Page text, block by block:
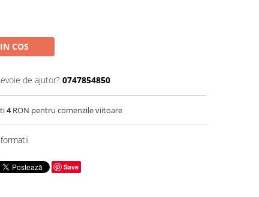
COS
de ajutor? 0747854850
4RON pentru comenzile viitoare
Save